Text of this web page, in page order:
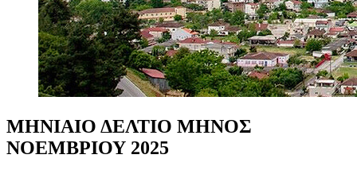
ΜΗΝΙΑΙΟ ΔΕΛΤΙΟ ΜΗΝΟΣ
ΝΟΕΜΒΡΙΟΥ 2025